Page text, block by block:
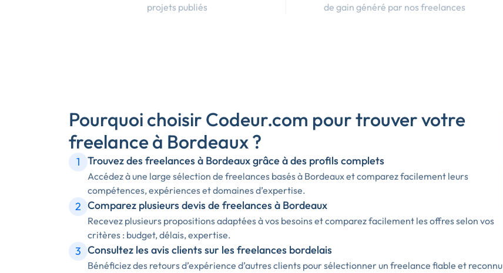
projets publiés de gain généré par nos freelances
Pourquoi choisir Codeur.com pour trouver votre
freelance à Bordeaux ?
1 Trouvez des freelances à Bordeaux grâce à des profils complets
Accédez à une large sélection de freelances basés à Bordeaux et comparez facilement leurs
compétences, expériences et domaines d’expertise.
2 Comparez plusieurs devis de freelances à Bordeaux
Recevez plusieurs propositions adaptées à vos besoins et comparez facilement les offres selon vos
critères : budget, délais, expertise.
3 Consultez les avis clients sur les freelances bordelais
Bénéficiez des retours d’expérience d’autres clients pour sélectionner un freelance fiable et reconnu